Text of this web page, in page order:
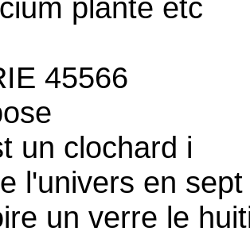
plante etc
45566
un clochard i
l'univers en
un verre le